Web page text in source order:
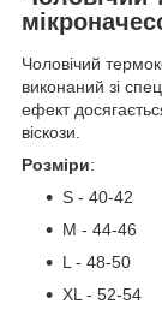
Чоловічий
виконаний зі
ефект
віскози.
Розміри:
S - 40-42
М - 44-46
L - 48-50
XL - 52-54